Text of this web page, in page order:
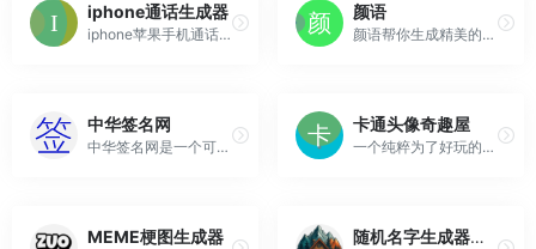
iphone通话生成器
iphone苹果手机通话记录详情页在线生成器,被誉为销售人员的必备法宝。
颜语
颜语帮你生成精美的卡片，用于日常书摘、笔记、备忘的分享。
中华签名网
中华签名网是一个可以自动生成签名设计效果的网站
卡通头像奇趣屋
一个纯粹为了好玩的在线卡通头像生成器
MEME梗图生成器 随机名字生成器和故事